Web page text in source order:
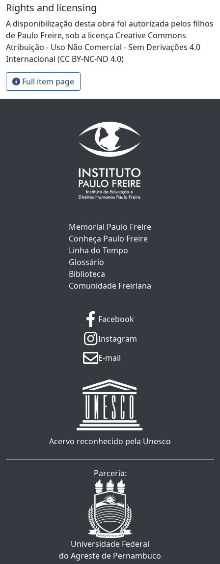
Rights and licensing
A disponibilização desta obra foi autorizada pelos filhos
de Paulo Freire, sob a licença Creative Commons
Atribuição - Uso Não Comercial - Sem Derivações 4.0
Internacional (CC BY-NC-ND 4.0)
Full item page
Memorial Paulo Freire
Conheça Paulo Freire
Linha do Tempo
Glossário
Biblioteca
Comunidade Freiriana
Facebook
Instagram
E-mail
Acervo reconhecido pela Unesco
Parceria:
Universidade Federal
do Agreste de Pernambuco